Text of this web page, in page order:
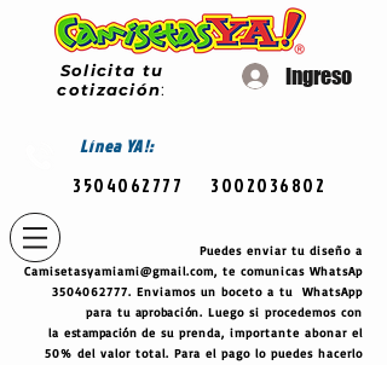
Solicita tu
cotización:
Ingreso
LíneaYA!:
3504062777 3002036802
Puedes enviar tu diseño a
Camisetasyamiami@gmail.com, te comunicas WhatsAp
3504062777. Enviamos un boceto a tu WhatsApp
para tu aprobación. Luego si procedemos con
laestampación de su prenda, importante abonar el
50% del valor total. Para el pago lo puedes hacerlo